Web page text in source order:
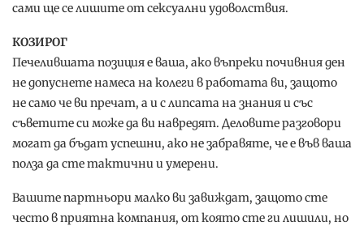
сами ще се лишите от сексуални удоволствия.
КОЗИРОГ
Печелившата позиция е ваша, ако въпреки почивния ден
не допуснете намеса на колеги в работата ви, защото
не само че ви пречат, а и с липсата на знания и със
съветите си може да ви навредят. Деловите разговори
могат да бъдат успешни, ако не забравяте, че е във ваша
полза да сте тактични и умерени.
Вашите партньори малко ви завиждат, защото сте
често в приятна компания, от която сте ги лишили, но